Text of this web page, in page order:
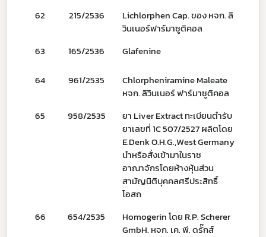
62 215/2536
Lichlorphen Cap. ของ หจก. ลิ
วินเนอร์ฟาร์มาซูติคอล
63 165/2536 Glafenine
64 961/2535
Chlorpheniramine Maleate
หจก. ลิวินเนอร์ ฟาร์มาซูติคอล
65 958/2535
ยา Liver Extract ทะเบียนตํารับ
ยาเลขที่ 1C 507/2527 ผลิตโดย
E.Denk O.H.G.,West Germany
นําหรือสั่งเข้ามาในราช
อาณาจักรโดยห้างหุ้นส่วน
สามัญนิติบุคคลศรีประสิทธิ์
โอสถ
66 654/2535
Homogerin โดย R.P. Scherer
GmbH. หจก. เค. พี. ดรั๊กส์
Subscribe
เลือกหัวข้อที่ท่านต้องการ Subscribe